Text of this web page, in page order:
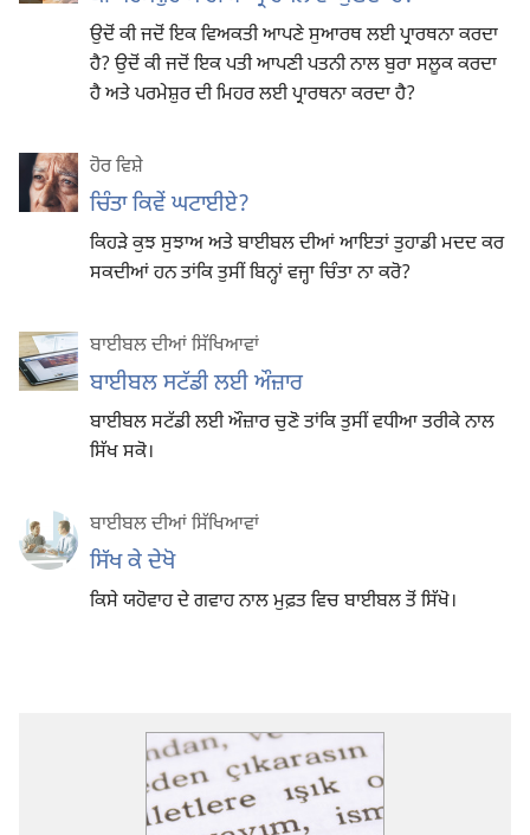
ਉਦੋਂ ਕੀ ਜਦੋਂ ਇਕ ਵਿਅਕਤੀ ਆਪਣੇ ਸੁਆਰਥ ਲਈ ਪ੍ਰਾਰਥਨਾ ਕਰਦਾ
ਹੈ? ਉਦੋਂ ਕੀ ਜਦੋਂ ਇਕ ਪਤੀ ਆਪਣੀ ਪਤਨੀ ਨਾਲ ਬੁਰਾ ਸਲੂਕ ਕਰਦਾ
ਹੈ ਅਤੇ ਪਰਮੇਸ਼ੁਰ ਦੀ ਮਿਹਰ ਲਈ ਪ੍ਰਾਰਥਨਾ ਕਰਦਾ ਹੈ?
ਹੋਰ ਵਿਸ਼ੇ
ਚਿੰਤਾ ਕਿਵੇਂ ਘਟਾਈਏ?
ਕਿਹੜੇ ਕੁਝ ਸੁਝਾਅ ਅਤੇ ਬਾਈਬਲ ਦੀਆਂ ਆਇਤਾਂ ਤੁਹਾਡੀ ਮਦਦ ਕਰ
ਸਕਦੀਆਂ ਹਨ ਤਾਂਕਿ ਤੁਸੀਂ ਬਿਨ੍ਹਾਂ ਵਜ੍ਹਾ ਚਿੰਤਾ ਨਾ ਕਰੋ?
ਬਾਈਬਲ ਦੀਆਂ ਸਿੱਖਿਆਵਾਂ
ਬਾਈਬਲ ਸਟੱਡੀ ਲਈ ਔਜ਼ਾਰ
ਬਾਈਬਲ ਸਟੱਡੀ ਲਈ ਔਜ਼ਾਰ ਚੁਣੋ ਤਾਂਕਿ ਤੁਸੀਂ ਵਧੀਆ ਤਰੀਕੇ ਨਾਲ
ਸਿੱਖ ਸਕੋ।
ਬਾਈਬਲ ਦੀਆਂ ਸਿੱਖਿਆਵਾਂ
ਸਿੱਖ ਕੇ ਦੇਖੋ
ਕਿਸੇ ਯਹੋਵਾਹ ਦੇ ਗਵਾਹ ਨਾਲ ਮੁਫ਼ਤ ਵਿਚ ਬਾਈਬਲ ਤੋਂ ਸਿੱਖੋ।